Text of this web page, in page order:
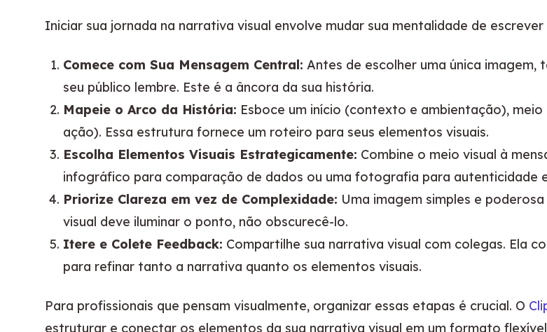
Iniciar sua jornada na narrativa visual envolve mudar sua mentalidade de
Comece com Sua Mensagem Central: Antes de escolher uma única
seu público lembre. Este é a âncora da sua história.
Mapeie o Arco da História: Esboce um início (contexto e ambientação),
ação). Essa estrutura fornece um roteiro para seus elementos visuais.
Escolha Elementos Visuais Estrategicamente: Combine o meio visual à
infográfico para comparação de dados ou uma fotografia para autenticidade
Priorize Clareza em vez de Complexidade: Uma imagem simples e
visual deve iluminar o ponto, não obscurecê-lo.
Itere e Colete Feedback: Compartilhe sua narrativa visual com colegas. Ela
para refinar tanto a narrativa quanto os elementos visuais.
Para profissionais que pensam visualmente, organizar essas etapas é crucial. O
estruturar e conectar os elementos da sua narrativa visual em um formato